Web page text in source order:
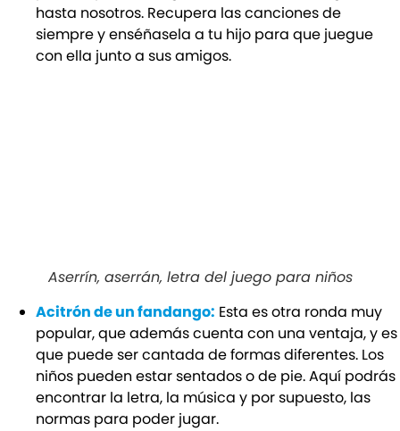
hasta nosotros. Recupera las canciones de
siempre y enséñasela a tu hijo para que juegue
con ella junto a sus amigos.
Aserrín, aserrán, letra del juego para niños
Acitrón de un fandango: Esta es otra ronda muy
popular, que además cuenta con una ventaja, y es
que puede ser cantada de formas diferentes. Los
niños pueden estar sentados o de pie. Aquí podrás
encontrar la letra, la música y por supuesto, las
normas para poder jugar.